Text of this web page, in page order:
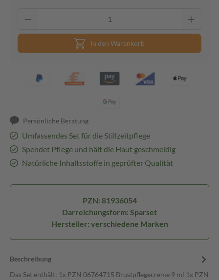
In den Warenkorb
Persönliche Beratung
Umfassendes Set für die Stillzeitpflege
Spendet Pflege und hält die Haut geschmeidig
Natürliche Inhaltsstoffe in geprüfter Qualität
PZN: 81936054
Darreichungsform: Sparset
Hersteller: verschiedene Marken
Beschreibung
Das Set enthält: 1x PZN 06764715 Brustpflegecreme 9 ml 1x PZN